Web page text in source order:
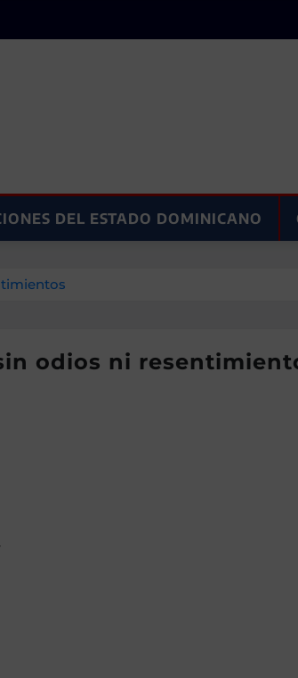
DEL ESTADO DOMINICANO
odios ni